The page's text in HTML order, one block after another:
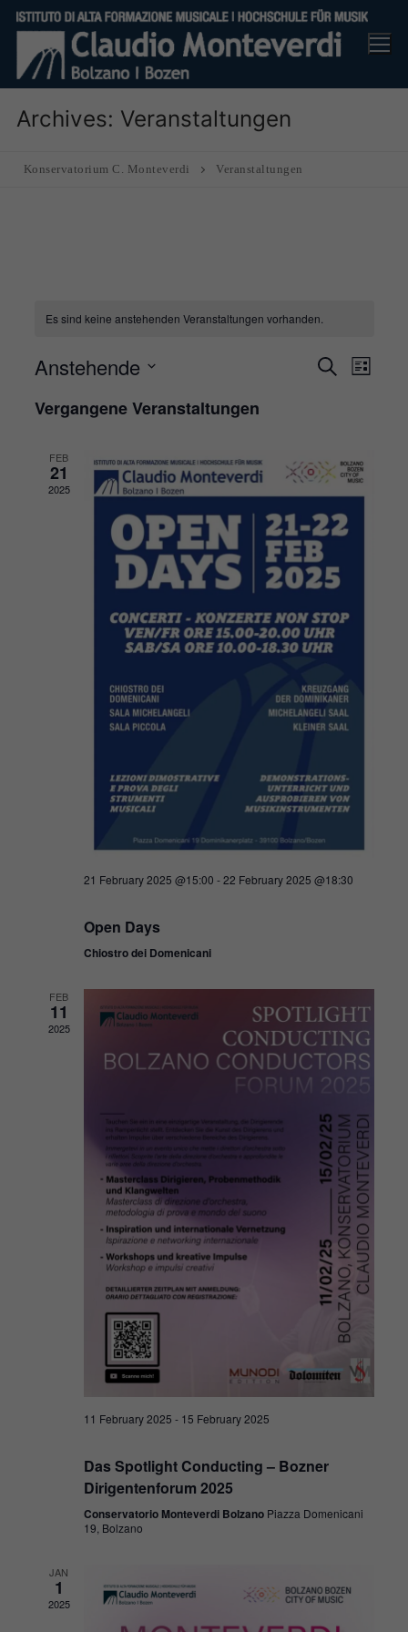
Skip
content
Archives: Veranstaltungen
Konservatorium C. Monteverdi Veranstaltungen
Es sind keine anstehenden Veranstaltungen vorhanden.
Suche
Liste
Anstehende
Vergangene Veranstaltungen
FEB
21
2025
21 February 2025 @15:00 -22 February 2025 @18:30
Open Days
Chiostro dei Domenicani
FEB
11
2025
11 February 2025 - 15 February 2025
Das Spotlight Conducting – Bozner
Dirigentenforum 2025
Conservatorio Monteverdi Bolzano Piazza Domenicani
19, Bolzano
JAN
1
2025